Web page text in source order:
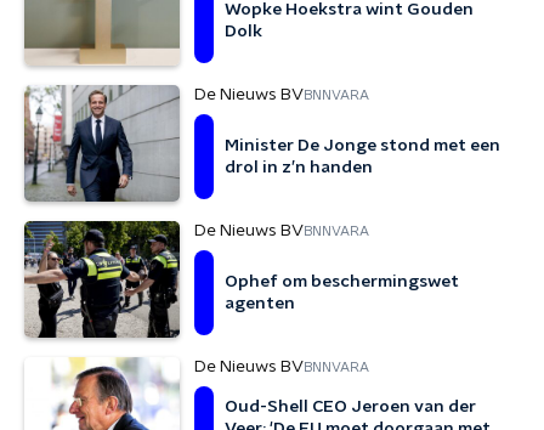
Wopke Hoekstra wint Gouden
Dolk
De Nieuws BVBNNVARA
Minister De Jonge stond met een
drol in z’n handen
De Nieuws BVBNNVARA
Ophef om beschermingswet
agenten
De Nieuws BVBNNVARA
Oud-Shell CEO Jeroen van der